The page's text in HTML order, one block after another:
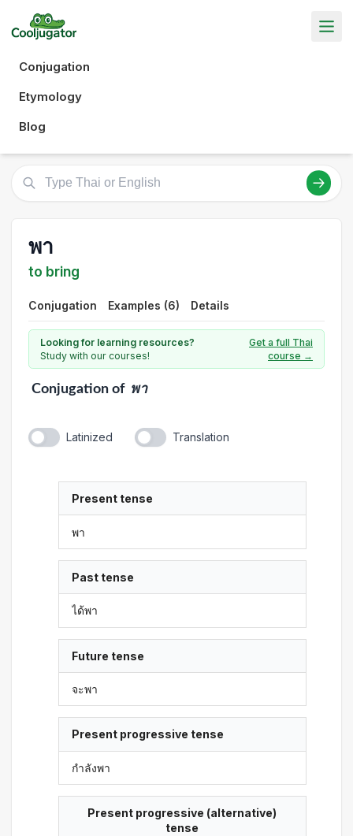
Conjugation
Etymology
Blog
พา
to bring
Conjugation Examples (6) Details
Looking for learning resources?
Study with our courses!
Get a full Thai
course →
Conjugationof พา
Latinized Translation
Present tense
พา
Past tense
ได้พา
Future tense
จะพา
Present progressive tense
กำลังพา
Present progressive (alternative)
tense